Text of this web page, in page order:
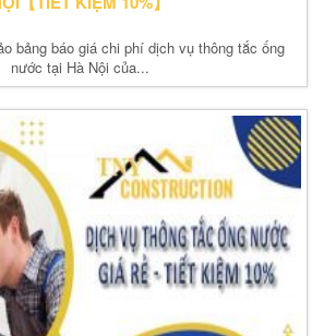
bảng báo giá chi phí dịch vụ thông tắc ống
nước tại Hà Nội của...